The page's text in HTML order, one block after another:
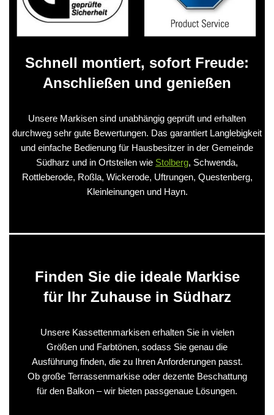
Schnell montiert, sofort Freude:
Anschließen und genießen
Unsere Markisen sind unabhängig geprüft und erhalten
durchweg sehr gute Bewertungen. Das garantiert Langlebigkeit
und einfache Bedienung für Hausbesitzer in der Gemeinde
Südharz und in Ortsteilen wie Stolberg, Schwenda,
Rottleberode, Roßla, Wickerode, Uftrungen, Questenberg,
Kleinleinungen und Hayn.
Finden Sie die ideale Markise
für Ihr Zuhause in Südharz
Unsere Kassettenmarkisen erhalten Sie in vielen
Größen und Farbtönen, sodass Sie genau die
Ausführung finden, die zu Ihren Anforderungen passt.
Ob große Terrassenmarkise oder dezente Beschattung
für den Balkon – wir bieten passgenaue Lösungen.